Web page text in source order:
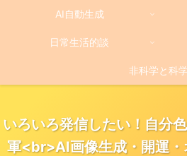
いろいろ発信したい！自分
軍<br>AI画像生成・開運・
AI自動生成
日常生活的談
非科学と科学